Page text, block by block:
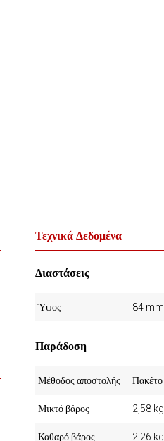
Τεχνικά Δεδομένα
Διαστάσεις
Ύψος 84 mm
Παράδοση
Μέθοδος αποστολής Πακέτο
Μικτό βάρος 2,58 kg
Καθαρό βάρος 2,26 kg